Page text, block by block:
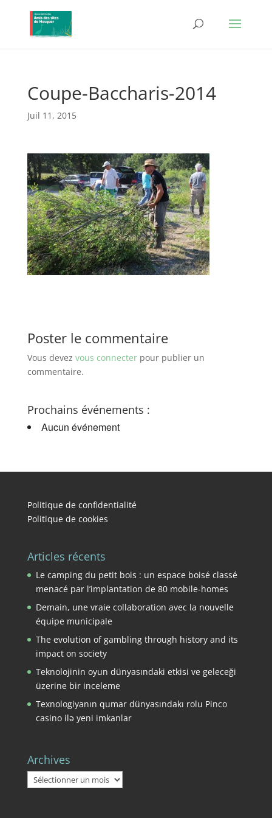
Coupe-Baccharis-2014
Juil 11, 2015
Poster le commentaire
Vous devez vous connecterpour publier un
commentaire.
Prochains événements :
Aucun événement
Politique de confidentialité
Politique de cookies
Articles récents
Le camping du petit bois : un espace boisé classé
menacé par l’implantation de 80 mobile-homes
Demain, une vraie collaboration avec la nouvelle
équipe municipale
The evolution of gambling through history and its
impact on society
Teknolojinin oyun dünyasındaki etkisi ve geleceği
üzerine bir inceleme
Texnologiyanın qumar dünyasındakı rolu Pinco
casino ilə yeni imkanlar
Archives
Archives